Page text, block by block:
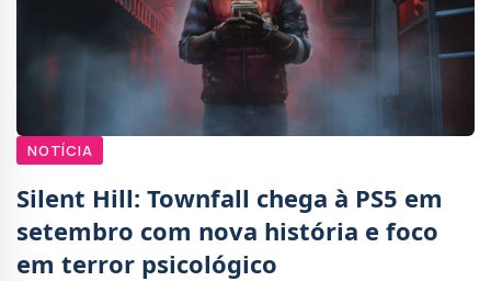
NOTÍCIA
Silent Hill: Townfall chega à PS5 em
setembro com nova história e foco
em terror psicológico